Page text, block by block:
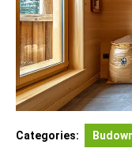
Categories: